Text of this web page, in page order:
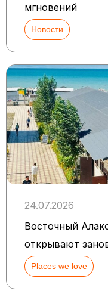
мгновений
Новости
24.07.2026
Восточный
открывают
Places we love